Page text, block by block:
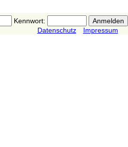
Kennwort:
Datenschutz
Impressum